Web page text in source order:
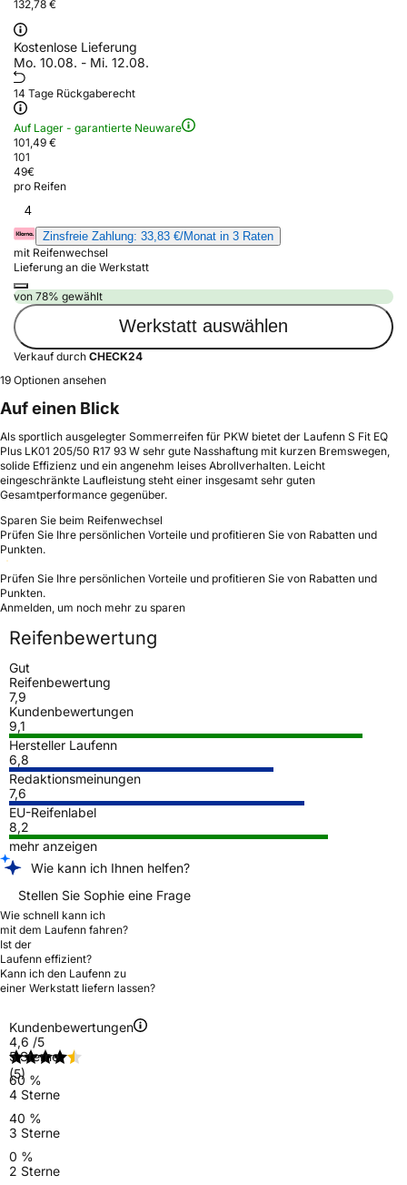
132,78 €
Kostenlose Lieferung
Mo. 10.08. - Mi. 12.08.
14 Tage Rückgaberecht
Auf Lager - garantierte Neuware
101,49 €
101
49€
pro Reifen
4
Zinsfreie Zahlung: 33,83 €/Monat in 3 Raten
mit Reifenwechsel
Lieferung an die Werkstatt
von 78% gewählt
Werkstatt auswählen
Verkauf durch CHECK24
19 Optionen ansehen
Auf einen Blick
Als sportlich ausgelegter Sommerreifen für PKW bietet der Laufenn S Fit EQ
Plus LK01 205/50 R17 93 W sehr gute Nasshaftung mit kurzen Bremswegen,
solide Effizienz und ein angenehm leises Abrollverhalten. Leicht
eingeschränkte Laufleistung steht einer insgesamt sehr guten
Gesamtperformance gegenüber.
Sparen Sie beim Reifenwechsel
Prüfen Sie Ihre persönlichen Vorteile und profitieren Sie von Rabatten und
Punkten.
Prüfen Sie Ihre persönlichen Vorteile und profitieren Sie von Rabatten und
Punkten.
Anmelden, um noch mehr zu sparen
Reifenbewertung
Gut
Reifenbewertung
7,9
Kundenbewertungen
9,1
Hersteller Laufenn
6,8
Redaktionsmeinungen
7,6
EU-Reifenlabel
8,2
mehr anzeigen
Wie kann ich Ihnen helfen?
Stellen Sie Sophie eine Frage
Wie schnell kann ich
mit dem Laufenn fahren?
Ist der
Laufenn effizient?
Kann ich den Laufenn zu
einer Werkstatt liefern lassen?
Kundenbewertungen
4,6 /5
(5)
5 Sterne
60 %
4 Sterne
40 %
3 Sterne
0 %
2 Sterne